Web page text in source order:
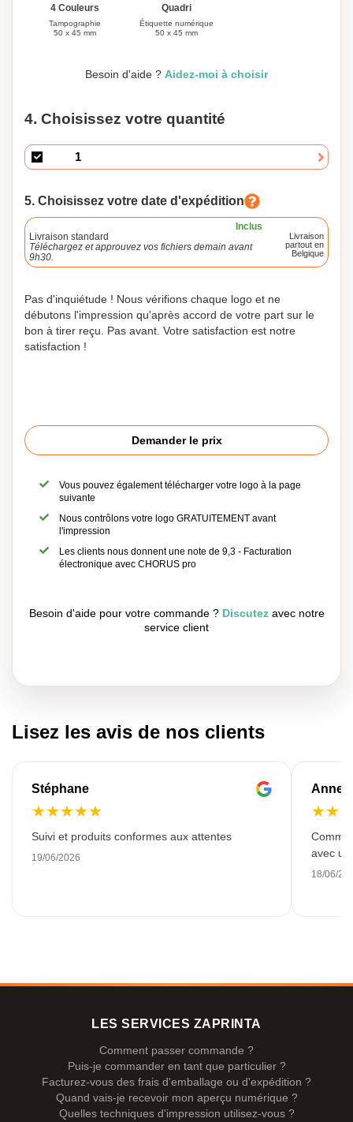
4 Couleurs
Tampographie
50 x 45 mm
Quadri
Étiquette numérique
50 x 45 mm
Besoin d'aide ? Aidez-moi à choisir
4. Choisissez votre quantité
5. Choisissez votre date d'expédition
Inclus
Livraison standard
Téléchargez et approuvez vos fichiers demain avant
9h30.
Livraison
partout en
Belgique
Pas d'inquiétude ! Nous vérifions chaque logo et ne
débutons l'impression qu'après accord de votre part sur le
bon à tirer reçu. Pas avant. Votre satisfaction est notre
satisfaction !
Demander le prix
Vous pouvez également télécharger votre logo à la page
suivante
Nous contrôlons votre logo GRATUITEMENT avant
l'impression
Les clients nous donnent une note de 9,3 - Facturation
électronique avec CHORUS pro
Besoin d'aide pour votre commande ? Discutezavec notre
service client
Lisez les avis de nos clients
Stéphane
★★★★★
Suivi et produits conformes aux attentes
19/06/2026
Anne-
★★
avec
18/06/
LES SERVICES ZAPRINTA
Comment passer commande ?
Puis-je commander en tant que particulier ?
Facturez-vous des frais d'emballage ou d'expédition ?
Quand vais-je recevoir mon aperçu numérique ?
Quelles techniques d'impression utilisez-vous ?